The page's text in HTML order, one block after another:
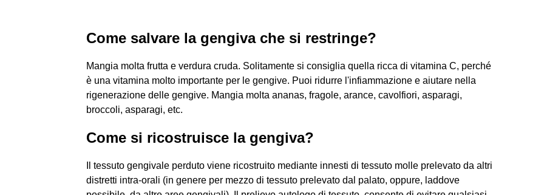
Come salvare la gengiva che si restringe?
Mangia molta frutta e verdura cruda. Solitamente si consiglia quella ricca di vitamina C, perché
è una vitamina molto importante per le gengive. Puoi ridurre l'infiammazione e aiutare nella
rigenerazione delle gengive. Mangia molta ananas, fragole, arance, cavolfiori, asparagi,
broccoli, asparagi, etc.
Come si ricostruisce la gengiva?
Il tessuto gengivale perduto viene ricostruito mediante innesti di tessuto molle prelevato da altri
distretti intra-orali (in genere per mezzo di tessuto prelevato dal palato, oppure, laddove